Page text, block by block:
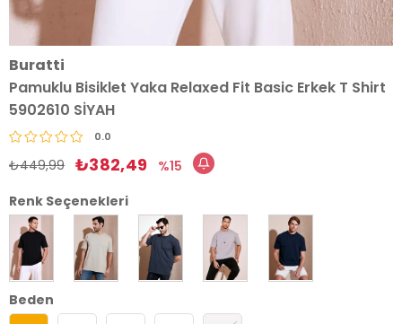
Buratti
Pamuklu Bisiklet Yaka Relaxed Fit Basic Erkek T Shirt
5902610 SİYAH
0.0
₺449,99 ₺382,49
15
Renk Seçenekleri
Beden